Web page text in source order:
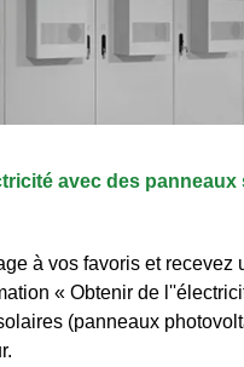
avec des panneaux
à vos favoris et recevez
« Obtenir de
(panneaux